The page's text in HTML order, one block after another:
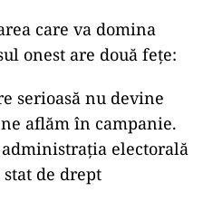
care va domina
onest are două fețe:
serioasă nu devine
aflăm în campanie.
electorală
de drept